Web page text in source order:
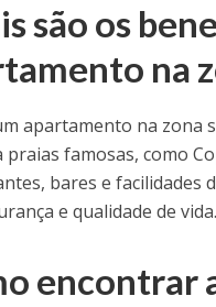
são os
na
apartamento na zona
praias famosas, como
bares e facilidades
e qualidade de vida.
encontrar